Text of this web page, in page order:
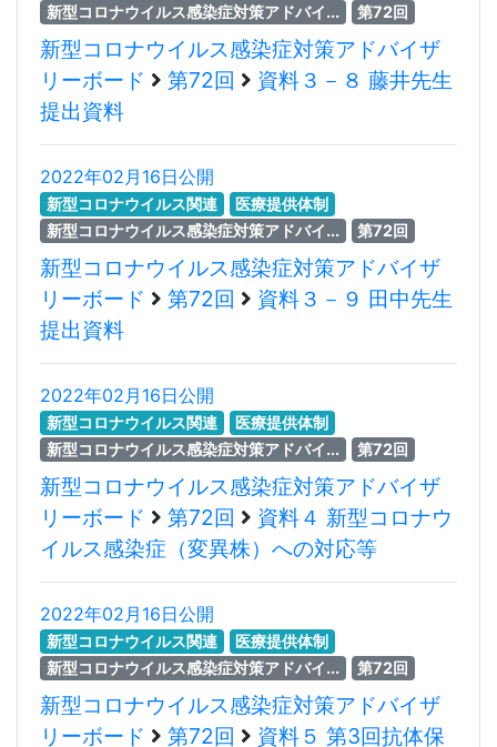
新型コロナウイルス感染症対策アドバイ...
第72回
新型コロナウイルス感染症対策アドバイザ
リーボード
第72回
資料３－８ 藤井先生
提出資料
2022年02月16日公開
新型コロナウイルス関連
医療提供体制
新型コロナウイルス感染症対策アドバイ...
第72回
新型コロナウイルス感染症対策アドバイザ
リーボード
第72回
資料３－９ 田中先生
提出資料
2022年02月16日公開
新型コロナウイルス関連
医療提供体制
新型コロナウイルス感染症対策アドバイ...
第72回
新型コロナウイルス感染症対策アドバイザ
リーボード
第72回
資料４ 新型コロナウ
イルス感染症（変異株）への対応等
2022年02月16日公開
新型コロナウイルス関連
医療提供体制
新型コロナウイルス感染症対策アドバイ...
第72回
新型コロナウイルス感染症対策アドバイザ
リーボード
第72回
資料５ 第3回抗体保